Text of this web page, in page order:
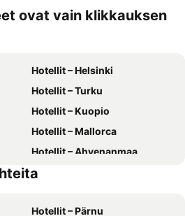
ovat vain klikkauksen
Hotellit – Helsinki
Hotellit – Turku
Hotellit – Kuopio
Hotellit – Mallorca
Hotellit – Ahvenanmaa
Hotellit – Kreikka
Hotellit – Pärnu